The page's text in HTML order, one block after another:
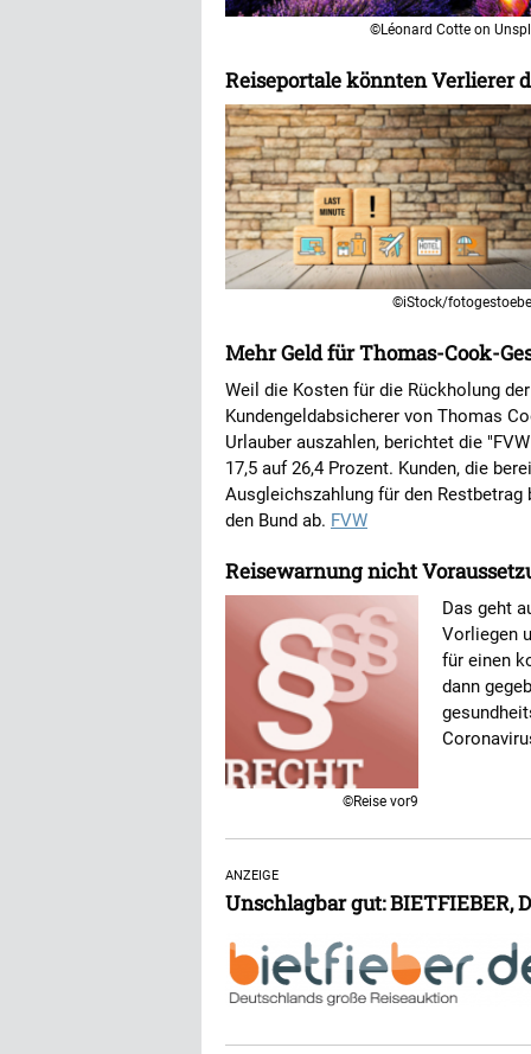
©Léonard Cotte on
Reiseportale könnten Verlierer
©iStock/
Mehr Geld für Thomas-Cook-
Weil die Kosten für die Rückholung
Kundengeldabsicherer von Thomas
Urlauber auszahlen, berichtet die
17,5 auf 26,4 Prozent. Kunden, die
Ausgleichszahlung für den
den Bund ab. FVW
Reisewarnung nicht
©Reise vor9
Das geht
Vorliegen
für einen
dann
ANZEIGE
Unschlagbar gut: BIETFIEBER,